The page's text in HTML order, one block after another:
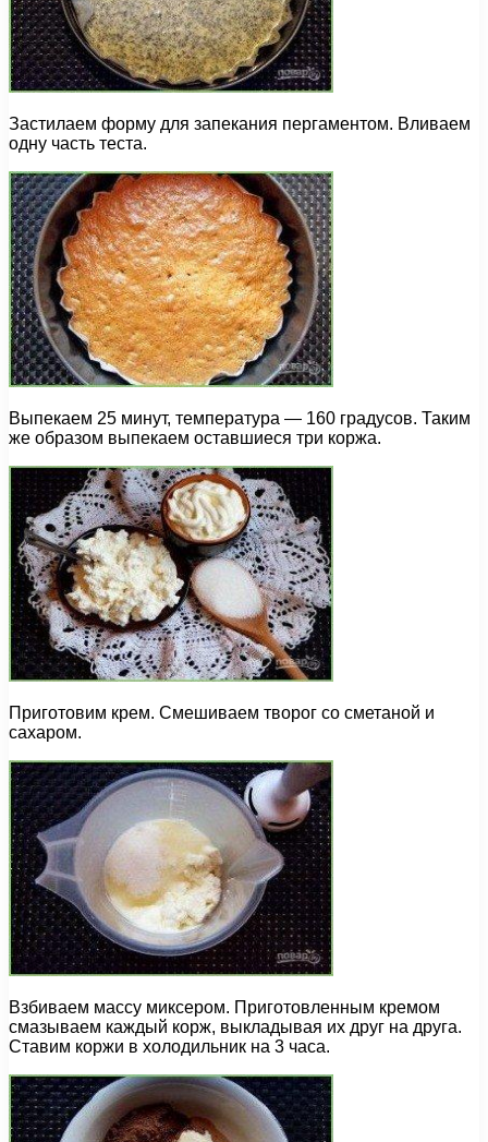
Застилаем форму для запекания пергаментом. Вливаем
одну часть теста.
Выпекаем 25 минут, температура — 160 градусов. Таким
же образом выпекаем оставшиеся три коржа.
Приготовим крем. Смешиваем творог со сметаной и
сахаром.
Взбиваем массу миксером. Приготовленным кремом
смазываем каждый корж, выкладывая их друг на друга.
Ставим коржи в холодильник на 3 часа.